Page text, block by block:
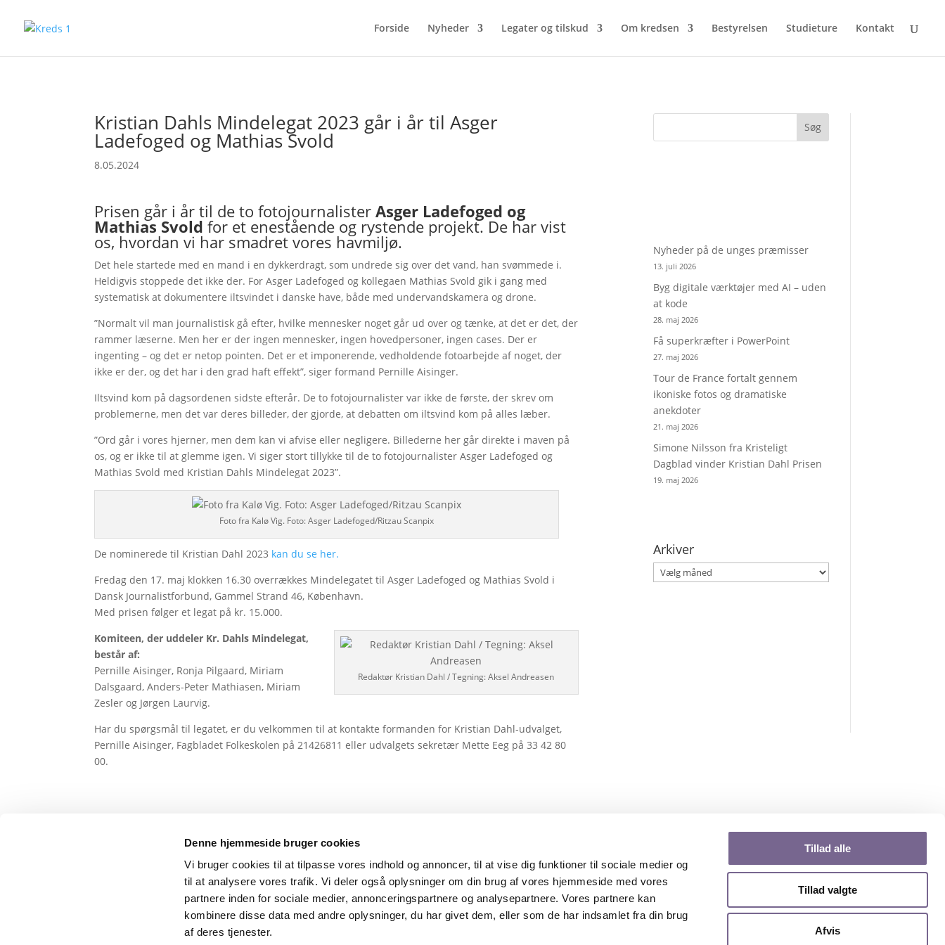
Denne hjemmeside bruger cookies
Vi bruger cookies til at tilpasse vores indhold og annoncer, til at vise dig funktioner til sociale medier og
til at analysere vores trafik. Vi deler også oplysninger om din brug af vores hjemmeside med vores
partnere inden for sociale medier, annonceringspartnere og analysepartnere. Vores partnere kan
kombinere disse data med andre oplysninger, du har givet dem, eller som de har indsamlet fra din brug
af deres tjenester.
Tillad alle
Tillad valgte
Afvis
Forside Nyheder Legater og tilskud Om kredsen Bestyrelsen Studieture Kontakt
Kristian Dahls Mindelegat 2023 går i år til Asger
Ladefoged og Mathias Svold
8.05.2024
Prisen går i år til de to fotojournalisterAsger Ladefoged og
Mathias Svold for et enestående og rystende projekt. De har vist
os, hvordan vi har smadret vores havmiljø.
Det hele startede med en mand i en dykkerdragt, som undrede sig over det vand, han svømmede i.
Heldigvis stoppede det ikke der. For Asger Ladefoged og kollegaen Mathias Svold gik i gang med
systematisk at dokumentere iltsvindet i danske have, både med undervandskamera og drone.
”Normalt vil man journalistisk gå efter, hvilke mennesker noget går ud over og tænke, at det er det, der
rammer læserne. Men her er der ingen mennesker, ingen hovedpersoner, ingen cases. Der er
ingenting – og det er netop pointen. Det er et imponerende, vedholdende fotoarbejde af noget, der
ikke er der, og det har i den grad haft effekt”, siger formand Pernille Aisinger.
Iltsvind kom på dagsordenen sidste efterår. De to fotojournalister var ikke de første, der skrev om
problemerne, men det var deres billeder, der gjorde, at debatten om iltsvind kom på alles læber.
”Ord går i vores hjerner, men dem kan vi afvise eller negligere. Billederne her går direkte i maven på
os, og er ikke til at glemme igen. Vi siger stort tillykke til de to fotojournalister Asger Ladefoged og
Mathias Svold med Kristian Dahls Mindelegat 2023”.
Foto fra Kalø Vig. Foto: Asger Ladefoged/Ritzau Scanpix
De nominerede til Kristian Dahl 2023 kan du se her.
Fredag den 17. maj klokken 16.30 overrækkes Mindelegatet til Asger Ladefoged og Mathias Svold i
Dansk Journalistforbund, Gammel Strand 46, København.
Med prisen følger et legat på kr. 15.000.
Redaktør Kristian Dahl / Tegning: Aksel Andreasen
Komiteen, der uddeler Kr. Dahls Mindelegat,
består af:
Pernille Aisinger, Ronja Pilgaard, Miriam
Dalsgaard, Anders-Peter Mathiasen, Miriam
Zesler og Jørgen Laurvig.
Har du spørgsmål til legatet, er du velkommen til at kontakte formanden for Kristian Dahl-udvalget,
Pernille Aisinger, Fagbladet Folkeskolen på 21426811 eller udvalgets sekretær Mette Eeg på 33 42 80
00.
Søg
Nyheder på de unges præmisser
13. juli 2026
Byg digitale værktøjer med AI – uden
at kode
28. maj 2026
Få superkræfter i PowerPoint
27. maj 2026
Tour de France fortalt gennem
ikoniske fotos og dramatiske
anekdoter
21. maj 2026
Simone Nilsson fra Kristeligt
Dagblad vinder Kristian Dahl Prisen
19. maj 2026
Arkiver
Arkiver
Kreds 1 – Dansk Journalistforbund
Telefon: 33 42 80 00
Privatlivspolitik